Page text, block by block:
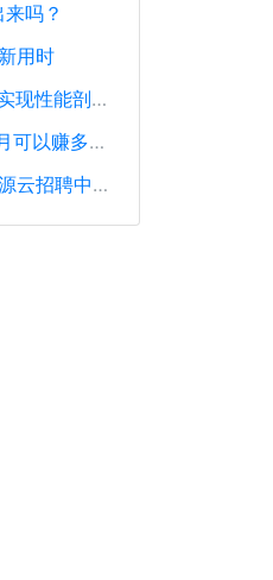
吗？
用时
微服务系列 | PHP实现性能剖析、跟踪和可观察性最佳实践
现在用 Yii 的一个月可以赚多少钱？
港交所上市公司明源云招聘中高级PHP开发工程师